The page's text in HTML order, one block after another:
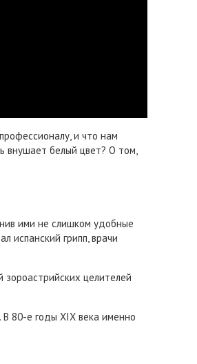
и что нам
внушает белый цвет? О том,
ими не слишком удобные
испанский грипп, врачи
целителей
В 80-е годы XIX века именно